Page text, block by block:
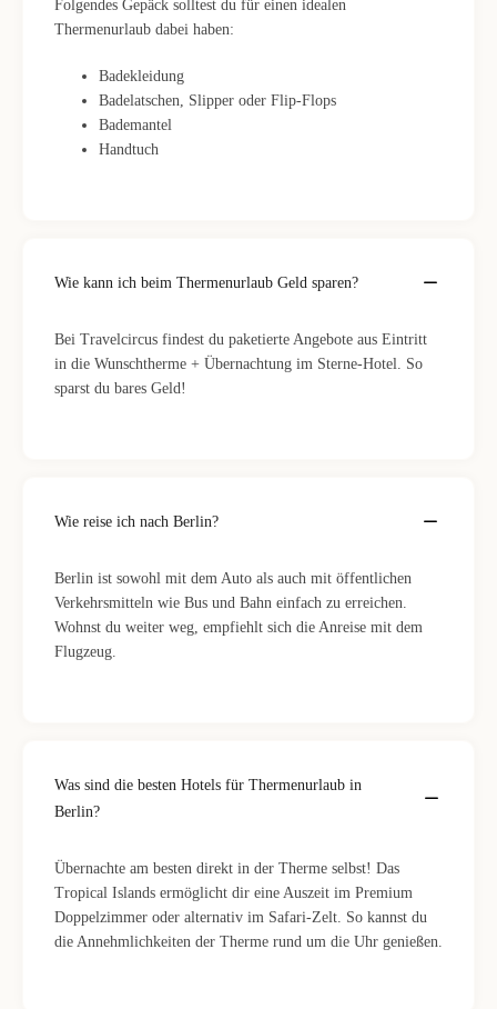
Folgendes Gepäck solltest du für einen idealen
Thermenurlaub dabei haben:
Badekleidung
Badelatschen, Slipper oder Flip-Flops
Bademantel
Handtuch
Wie kann ich beim Thermenurlaub Geld sparen?
Bei Travelcircus findest du paketierte Angebote aus Eintritt
in die Wunschtherme + Übernachtung im Sterne-Hotel. So
sparst du bares Geld!
Wie reise ich nach Berlin?
Berlin ist sowohl mit dem Auto als auch mit öffentlichen
Verkehrsmitteln wie Bus und Bahn einfach zu erreichen.
Wohnst du weiter weg, empfiehlt sich die Anreise mit dem
Flugzeug.
Was sind die besten Hotels für Thermenurlaub in
Berlin?
Übernachte am besten direkt in der Therme selbst! Das
Tropical Islands ermöglicht dir eine Auszeit im Premium
Doppelzimmer oder alternativ im Safari-Zelt. So kannst du
die Annehmlichkeiten der Therme rund um die Uhr genießen.